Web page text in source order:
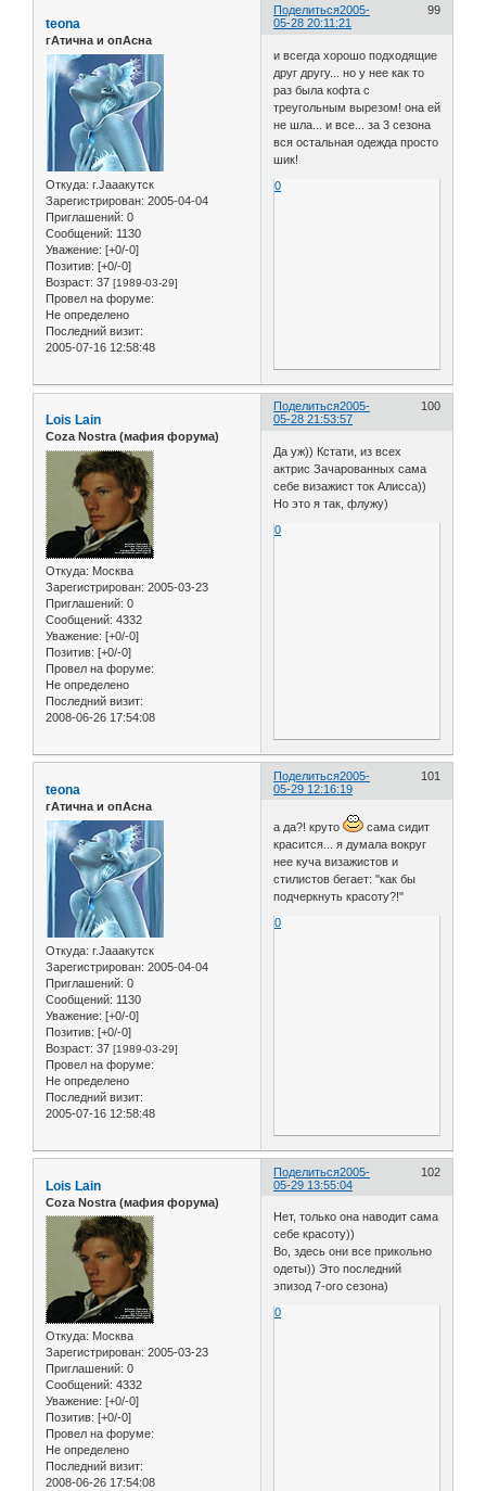
Поделиться 99
2005-
05-28 20:11:21
teona
гАтична и опАсна
Откуда: г.Jaaaкутск
Зарегистрирован: 2005-04-04
Приглашений: 0
Сообщений: 1130
Уважение: [+0/-0]
Позитив: [+0/-0]
Возраст: 37 [1989-03-29]
Провел на форуме:
Не определено
Последний визит:
2005-07-16 12:58:48
и всегда хорошо подходящие
друг другу... но у нее как то
раз была кофта с
треугольным вырезом! она ей
не шла... и все... за 3 сезона
вся остальная одежда просто
шик!
0
Поделиться 100
2005-
05-28 21:53:57
Lois Lain
Coza Nostra (мафия форума)
Откуда: Москва
Зарегистрирован: 2005-03-23
Приглашений: 0
Сообщений: 4332
Уважение: [+0/-0]
Позитив: [+0/-0]
Провел на форуме:
Не определено
Последний визит:
2008-06-26 17:54:08
Да уж)) Кстати, из всех
актрис Зачарованных сама
себе визажист ток Алисса))
Но это я так, флужу)
0
Поделиться 101
2005-
05-29 12:16:19
teona
гАтична и опАсна
Откуда: г.Jaaaкутск
Зарегистрирован: 2005-04-04
Приглашений: 0
Сообщений: 1130
Уважение: [+0/-0]
Позитив: [+0/-0]
Возраст: 37 [1989-03-29]
Провел на форуме:
Не определено
Последний визит:
2005-07-16 12:58:48
а да?! круто
сама сидит
красится... я думала вокруг
нее куча визажистов и
стилистов бегает: "как бы
подчеркнуть красоту?!"
0
Поделиться 102
2005-
05-29 13:55:04
Lois Lain
Coza Nostra (мафия форума)
Откуда: Москва
Зарегистрирован: 2005-03-23
Приглашений: 0
Сообщений: 4332
Уважение: [+0/-0]
Позитив: [+0/-0]
Провел на форуме:
Не определено
Последний визит:
2008-06-26 17:54:08
Нет, только она наводит сама
себе красоту))
Во, здесь они все прикольно
одеты)) Это последний
эпизод 7-ого сезона)
0